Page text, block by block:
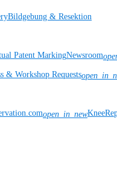
Bildgebung & Resektion
Patent MarkingNewsroom
& Workshop Requests
open_in_new